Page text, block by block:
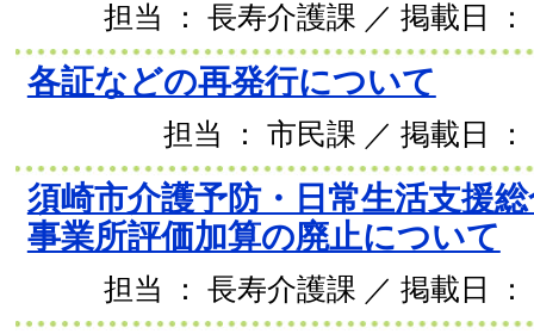
担当 ： 長寿介護課 ／ 掲載日 ：
各証などの再発行について
担当 ： 市民課 ／ 掲載日
須崎市介護予防・日常生活支援
事業所評価加算の廃止について
担当 ： 長寿介護課 ／ 掲載日 ：